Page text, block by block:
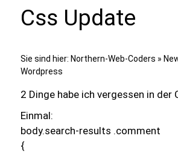
Css Update
Sie sind hier: Northern-Web-Coders »
Wordpress
2 Dinge habe ich vergessen in der
Einmal:
body.search-results .comment
{